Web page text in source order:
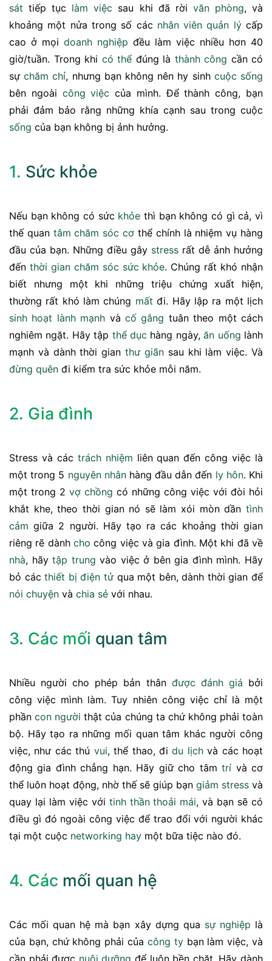
sát tiếp tục làm việc sau khi đã rời văn phòng, và
khoảng một nửa trong số các nhân viên quản lýcấp
cao ở mọi doanh nghiệp đều làm việc nhiều hơn 40
giờ/tuần. Trong khi có thể đúng là thành công cần có
sựchăm chỉ, nhưng bạn không nên hy sinh cuộc sống
bên ngoài công việc của mình. Để thành công, bạn
phải đảm bảo rằng những khía cạnh sau trong cuộc
sống của bạn không bị ảnh hưởng.
1. Sức khỏe
Nếu bạn không có sức khỏe thì bạn không có gì cả, vì
thế quan tâm chăm sóc cơ thể chính là nhiệm vụ hàng
đầu của bạn. Những điều gây stress rất dễ ảnh hưởng
đến thời gian chăm sóc sức khỏe. Chúng rất khó nhận
biết nhưng một khi những triệu chứng xuất hiện,
thường rất khó làm chúng mất đi. Hãy lập ra một lịch
sinh hoạt lành mạnh vàcố gắng tuân theo một cách
nghiêm ngặt. Hãy tập thể dục hàng ngày,ăn uống lành
mạnh và dành thời gianthư giãnsau khi làm việc. Và
đừng quên đi kiểm tra sức khỏe mỗi năm.
2. Gia đình
Stress và các trách nhiệm liên quan đến công việc là
một trong 5 nguyên nhânhàng đầu dẫn đến ly hôn. Khi
một trong 2 vợ chồng có những công việc với đòi hỏi
khắt khe, theo thời gian nó sẽ làm xói mòn dần tình
cảm giữa 2 người. Hãy tạo ra các khoảng thời gian
riêng rẽ dành cho công việc và gia đình. Một khi đã về
nhà, hãytập trung vào việc ở bên gia đình mình. Hãy
bỏ cácthiết bị điện tửqua một bên, dành thời gian để
nói chuyện và chia sẻ với nhau.
3. Các mối quan tâm
Nhiều người cho phép bản thân được đánh giá bởi
công việc mình làm. Tuy nhiên công việc chỉ là một
phầncon người thật của chúng ta chứ không phải toàn
bộ. Hãy tạo ra những mối quan tâm khác người công
việc, như các thú vui, thể thao, đidu lịchvà các hoạt
động gia đình chẳng hạn. Hãy giữ cho tâmtrí và cơ
thể luôn hoạt động, nhờ thế sẽ giúp bạn giảm stress và
quay lại làm việc với tinh thần thoải mái, và bạn sẽ có
điều gì đó ngoài công việc để trao đổi với người khác
tại một cuộc networking hay một bữa tiệc nào đó.
4. Các mối quan hệ
Các mối quan hệ mà bạn xây dựng qua sự nghiệp là
của bạn, chứ không phải của công tybạn làm việc, và